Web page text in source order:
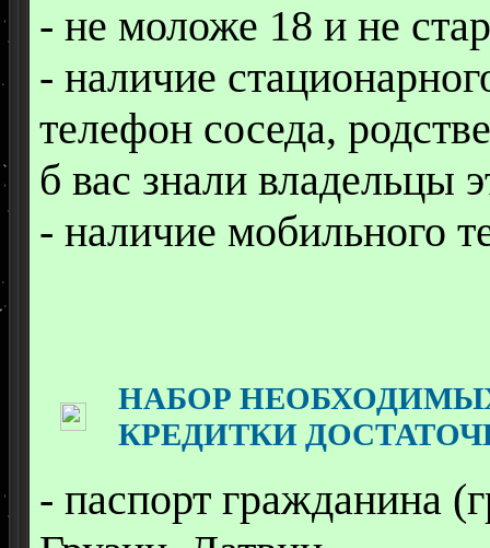
- не моложе 18 и не
- наличие
телефон соседа,
б вас знали владельцы
- наличие мобильного
НАБОР
КРЕДИТКИ
- паспорт гражданина